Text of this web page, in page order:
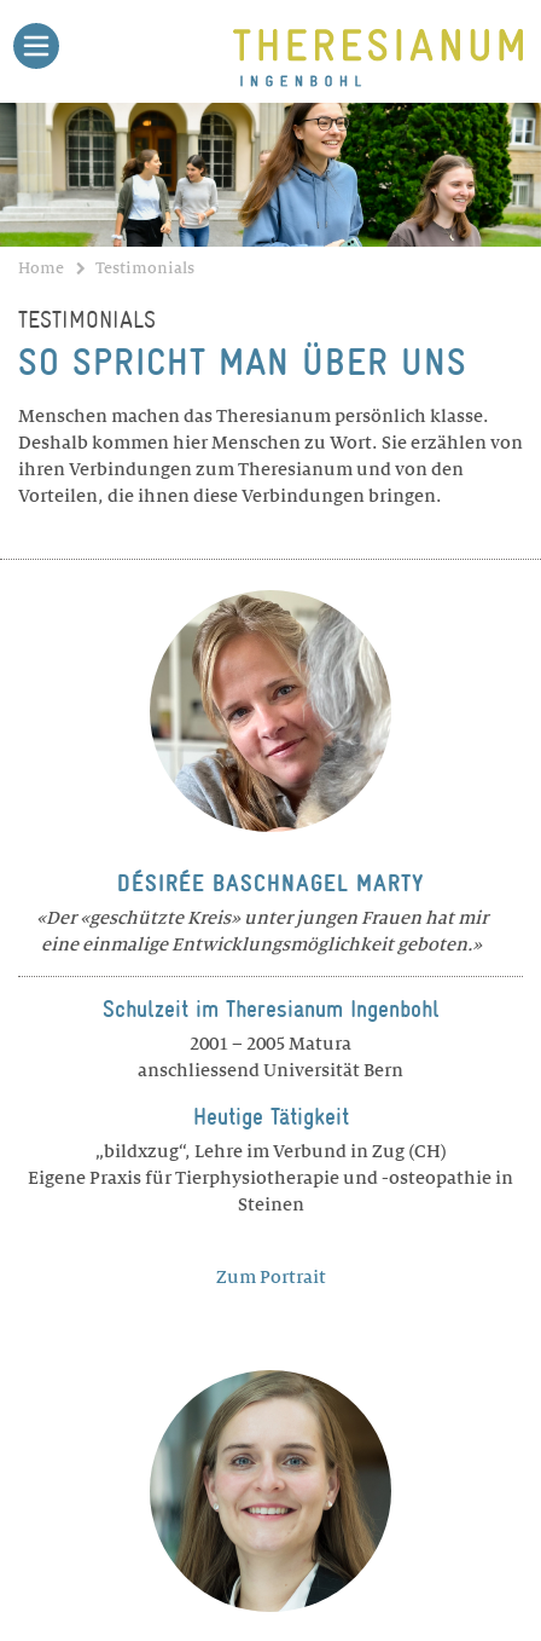
Home
Theri-Blog
Stellen
Schule
BILDUNGSANGEBOTE
Gymnasium
Fachmaturität Soziale Arbeit
Fachmaturität Gesundheit
Talentförderung
Sekundarschule
LEISTUNGEN
FREIZEIT
TARIFE
Theresianum
ÜBER UNS
Geschichte
Marketing / Kommunikation
Home Testimonials
TESTIMONIALS
SO SPRICHT MAN ÜBER UNS
Menschen machen das Theresianum persönlich klasse.
Deshalb kommen hier Menschen zu Wort. Sie erzählen von
ihren Verbindungen zum Theresianum und von den
Vorteilen, die ihnen diese Verbindungen bringen.
DÉSIRÉE BASCHNAGEL MARTY
Der «geschützte Kreis» unter jungen Frauen hat mir
eine einmalige Entwicklungsmöglichkeit geboten.
Schulzeit im Theresianum Ingenbohl
2001 – 2005 Matura
anschliessend Universität Bern
Heutige Tätigkeit
„bildxzug“, Lehre im Verbund in Zug (CH)
Eigene Praxis für Tierphysiotherapie und -osteopathie in
Steinen
Zum Portrait